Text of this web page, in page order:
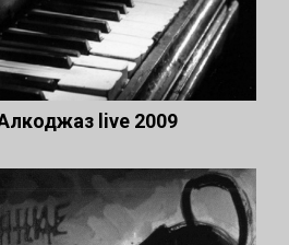
live 2009